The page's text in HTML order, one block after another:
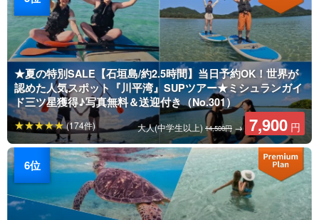
★夏の特別SALE【石垣島/約2.5時間】当日予約OK！世界が
認めた人気スポット『川平湾』SUPツアー★ミシュランガイ
ド三ツ星獲得♪写真無料＆送迎付き（No.301）
大人(中学生以上)14,500円 → 7,900 円
(174件)